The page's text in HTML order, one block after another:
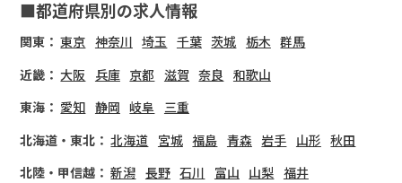
■都道府県別の求人情報
関東： 東京 神奈川 埼玉 千葉 茨城 栃木 群馬
近畿： 大阪 兵庫 京都 滋賀 奈良 和歌山
東海： 愛知 静岡 岐阜
三重
北海道・東北： 北海道 宮城 福島 青森 岩手 山形 秋田
北陸・甲信越： 新潟 長野 石川 富山 山梨 福井